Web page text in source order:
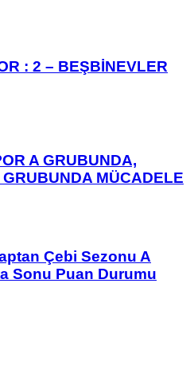
: 2 – BEŞBİNEVLER
A GRUBUNDA,
MÜCADELE
Çebi Sezonu A
Sonu Puan Durumu